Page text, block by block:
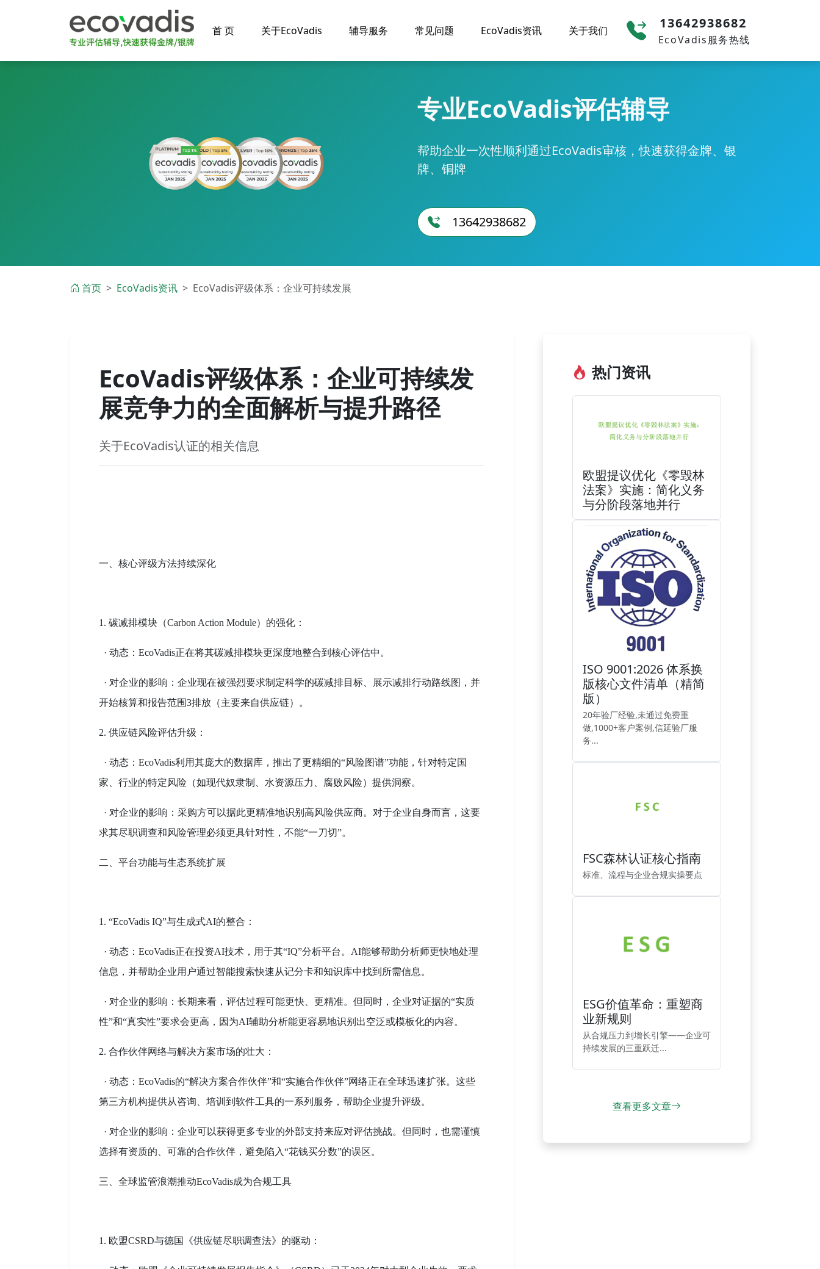
首 页 关于EcoVadis 辅导服务 常见问题 EcoVadis资讯 关于我们 13642938682
EcoVadis服务热线
专业EcoVadis评估辅导
帮助企业一次性顺利通过EcoVadis审核，快速获得金牌、银
牌、铜牌
13642938682
首页 EcoVadis资讯 EcoVadis评级体系：企业可持续发展
EcoVadis评级体系：企业可持续发
展竞争力的全面解析与提升路径
关于EcoVadis认证的相关信息
一、核心评级方法持续深化
1. 碳减排模块（Carbon Action Module）的强化：
· 动态：EcoVadis正在将其碳减排模块更深度地整合到核心评估中。
· 对企业的影响：企业现在被强烈要求制定科学的碳减排目标、展示减排行动路线图，并
开始核算和报告范围3排放（主要来自供应链）。
2. 供应链风险评估升级：
· 动态：EcoVadis利用其庞大的数据库，推出了更精细的“风险图谱”功能，针对特定国
家、行业的特定风险（如现代奴隶制、水资源压力、腐败风险）提供洞察。
· 对企业的影响：采购方可以据此更精准地识别高风险供应商。对于企业自身而言，这要
求其尽职调查和风险管理必须更具针对性，不能“一刀切”。
二、平台功能与生态系统扩展
1. “EcoVadis IQ”与生成式AI的整合：
· 动态：EcoVadis正在投资AI技术，用于其“IQ”分析平台。AI能够帮助分析师更快地处理
信息，并帮助企业用户通过智能搜索快速从记分卡和知识库中找到所需信息。
· 对企业的影响：长期来看，评估过程可能更快、更精准。但同时，企业对证据的“实质
性”和“真实性”要求会更高，因为AI辅助分析能更容易地识别出空泛或模板化的内容。
2. 合作伙伴网络与解决方案市场的壮大：
· 动态：EcoVadis的“解决方案合作伙伴”和“实施合作伙伴”网络正在全球迅速扩张。这些
第三方机构提供从咨询、培训到软件工具的一系列服务，帮助企业提升评级。
· 对企业的影响：企业可以获得更多专业的外部支持来应对评估挑战。但同时，也需谨慎
选择有资质的、可靠的合作伙伴，避免陷入“花钱买分数”的误区。
三、全球监管浪潮推动EcoVadis成为合规工具
1. 欧盟CSRD与德国《供应链尽职调查法》的驱动：
热门资讯
欧盟提议优化《零毁林
法案》实施：简化义务
与分阶段落地并行
ISO 9001:2026 体系换
版核心文件清单（精简
版）
20年验厂经验,未通过免费重
做,1000+客户案例,信延验厂服
务...
FSC森林认证核心指南
标准、流程与企业合规实操要点
ESG价值革命：重塑商
业新规则
从合规压力到增长引擎——企业可
持续发展的三重跃迁...
查看更多文章